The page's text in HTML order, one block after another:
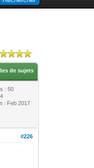
de sujets
: 50
: Feb 2017
#226